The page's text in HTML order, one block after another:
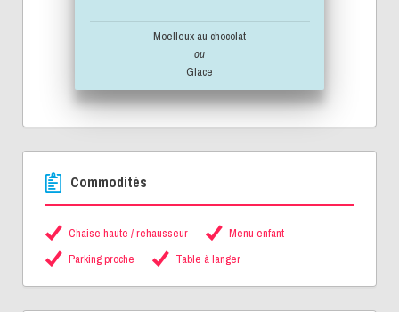
Moelleux au chocolat
ou
Glace
Commodités
Chaise haute / rehausseur
Menu enfant
Parking proche
Table à langer